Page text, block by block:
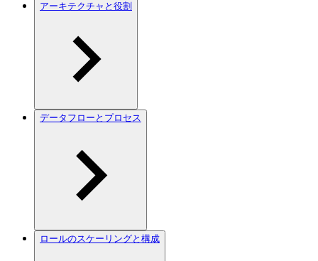
アーキテクチャと役割
データフローとプロセス
ロールのスケーリングと構成